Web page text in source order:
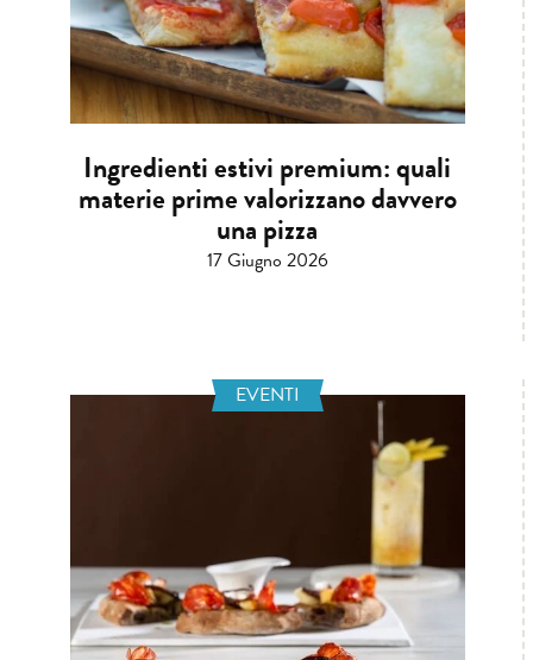
Ingredienti estivi premium: quali
materie prime valorizzano davvero
una pizza
17 Giugno 2026
EVENTI